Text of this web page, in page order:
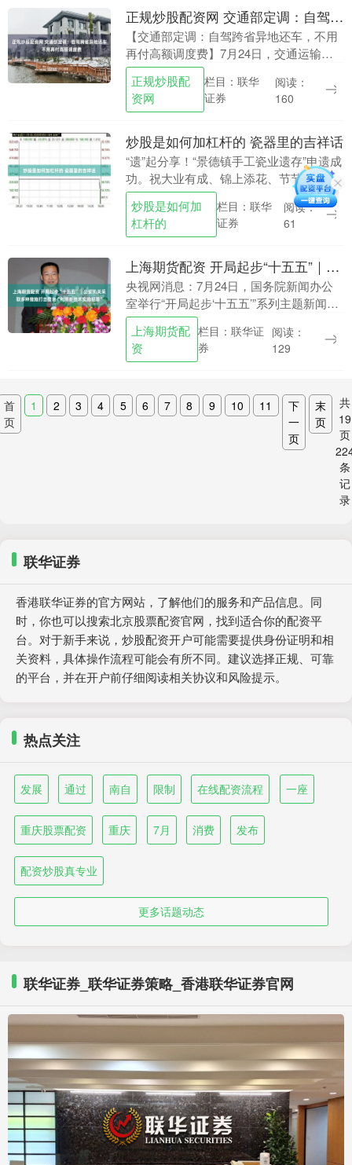
正规炒股配资网 交通部定调：自驾跨省异地还车，不用再付高额调度费
【交通部定调：自驾跨省异地还车，不用
再付高额调度费】7月24日，交通运输部
等四部门联合发文，明确到2030年，机
场、高铁站租车网点要实现全覆盖正规炒
股配资网，5....
正规炒股配
资网
栏目：联华
证券
阅读：
160
炒股是如何加杠杆的 瓷器里的吉祥话
“遗”起分享！“景德镇手工瓷业遗存”申遗成
功。祝大业有成、锦上添花、节节高升！
(责编：秦榕、申宁)炒股是如何加杠杆
的....
炒股是如何加
杠杆的
栏目：联华
证券
阅读：
61
上海期货配资 开局起步“十五五”｜公安机关采取多种措施打击整治“利用新技术实施犯罪”
央视网消息：7月24日，国务院新闻办公
室举行“开局起步‘十五五’”系列主题新闻发
布会，公安部相关负责人介绍强治理护民
安促发展，全力服务保障“十五五”开局起
步有关....
上海期货配
资
栏目：联华证
券
阅读：
129
首
页
1 2 3 4 5 6 7 8 9 10 11
下
一
页
末
页
共
19
页
条
记
录
联华证券
香港联华证券的官方网站，了解他们的服务和产品信息。同
时，你也可以搜索北京股票配资官网，找到适合你的配资平
台。对于新手来说，炒股配资开户可能需要提供身份证明和相
关资料，具体操作流程可能会有所不同。建议选择正规、可靠
的平台，并在开户前仔细阅读相关协议和风险提示。
热点关注
发展 通过 南自 限制 在线配资流程 一座
重庆股票配资 重庆 7月 消费 发布
配资炒股真专业
更多话题动态
联华证券_联华证券策略_香港联华证券官网